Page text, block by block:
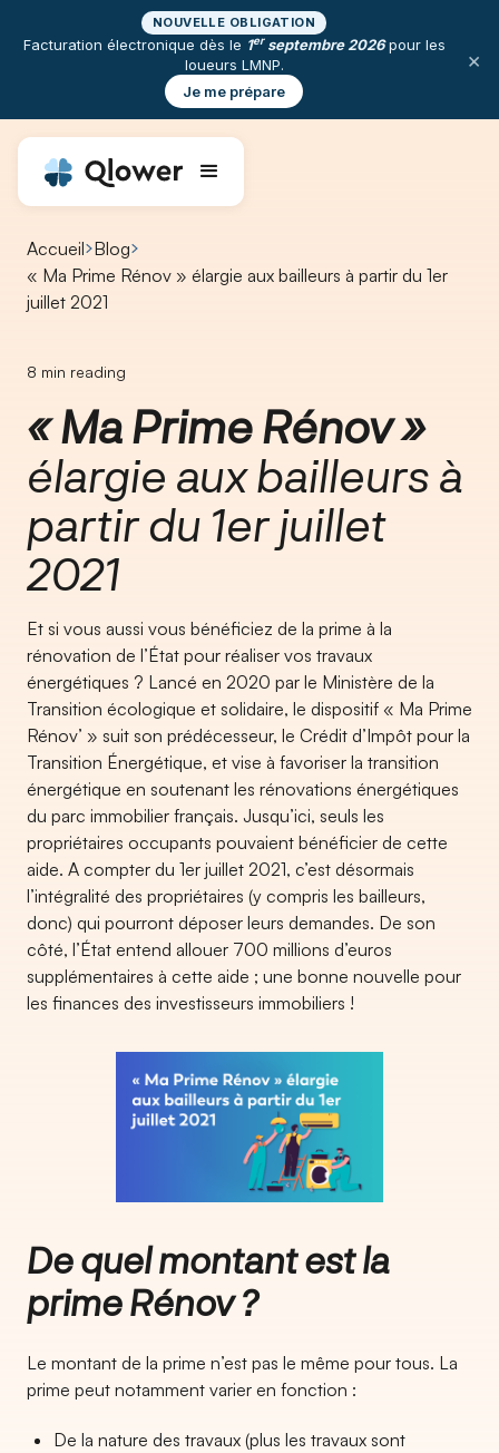
NOUVELLE OBLIGATION
Facturation électronique dès le 1erseptembre 2026pour les
loueurs LMNP.
Je me prépare
×
Accueil Blog
« Ma Prime Rénov » élargie aux bailleurs à partir du 1er
juillet 2021 ​
8 min reading
« Ma Prime Rénov »
élargie aux bailleurs à
partir du 1er juillet
2021
Et si vous aussi vous bénéficiez de la prime à la
rénovation de l’État pour réaliser vos travaux
énergétiques ? Lancé en 2020 par le Ministère de la
Transition écologique et solidaire, le dispositif « Ma Prime
Rénov’ » suit son prédécesseur, le Crédit d’Impôt pour la
Transition Énergétique, et vise à favoriser la transition
énergétique en soutenant les rénovations énergétiques
du parc immobilier français. Jusqu’ici, seuls les
propriétaires occupants pouvaient bénéficier de cette
aide. A compter du 1er juillet 2021, c’est désormais
l’intégralité des propriétaires (y compris les bailleurs,
donc) qui pourront déposer leurs demandes. De son
côté, l’État entend allouer 700 millions d’euros
supplémentaires à cette aide ; une bonne nouvelle pour
les finances des investisseurs immobiliers !
De quel montant est la
prime Rénov ?
Le montant de la prime n’est pas le même pour tous. La
prime peut notamment varier en fonction :
De la nature des travaux (plus les travaux sont